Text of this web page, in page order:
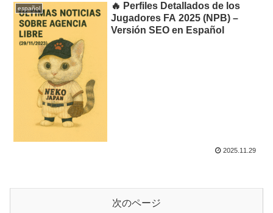
español
🔥 Perfiles Detallados de los
Jugadores FA 2025 (NPB) –
Versión SEO en Español
2025.11.29
次のページ